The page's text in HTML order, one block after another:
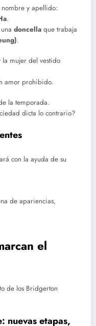
y apellido:
.
doncella que trabaja
.
la mujer del vestido
amor prohibido.
la temporada.
dicta lo contrario?
con la ayuda de su
de apariencias,
el
de los Bridgerton
nuevas etapas,